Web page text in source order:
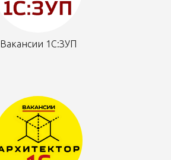
Вакансии 1С:ЗУП